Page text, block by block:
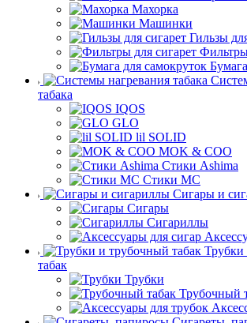
Махорка
Машинки
Гильзы
табака
IQOS
GLO
lil SOLID
MOK & COO
Стики Ashima
Стики MC
Сигары и
Сигары
Сигариллы
Трубки
табак
Трубки
Трубочный